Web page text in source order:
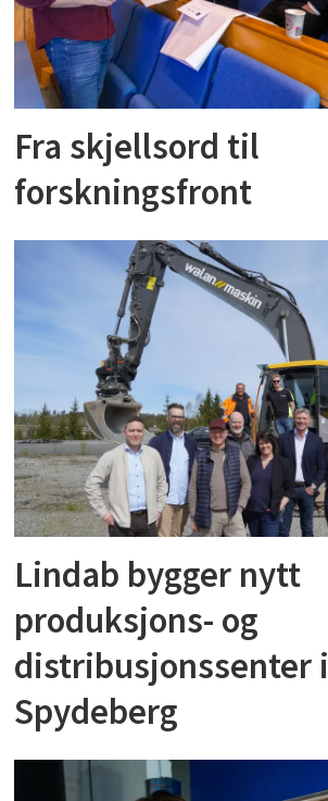
Fra skjellsord til
forskningsfront
Lindab bygger nytt
produksjons- og
distribusjonssenter i
Spydeberg